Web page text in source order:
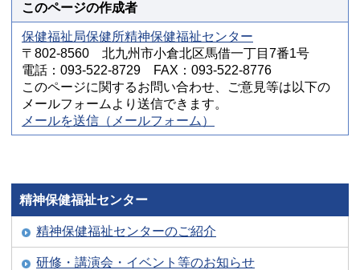
このページの作成者
保健福祉局保健所精神保健福祉センター
〒802-8560 北九州市小倉北区馬借一丁目7番1号
電話：093-522-8729 FAX：093-522-8776
このページに関するお問い合わせ、ご意見等は以下の
メールフォームより送信できます。
メールを送信（メールフォーム）
精神保健福祉センター
精神保健福祉センターのご紹介
研修・講演会・イベント等のお知らせ